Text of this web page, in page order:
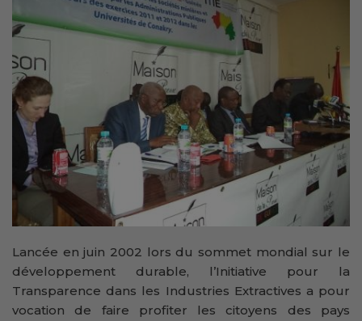
Lancée en juin 2002 lors du sommet mondial sur le
développement durable, l’Initiative pour la
Transparence dans les Industries Extractives a pour
vocation de faire profiter les citoyens des pays